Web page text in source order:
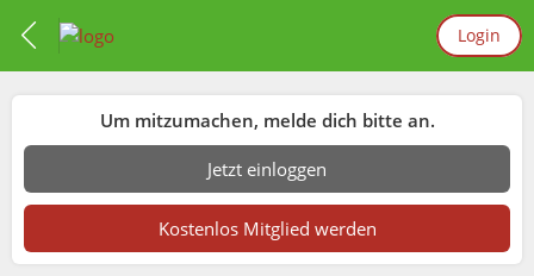
Login
Um mitzumachen, melde dich bitte an.
Jetzt einloggen
Kostenlos Mitglied werden